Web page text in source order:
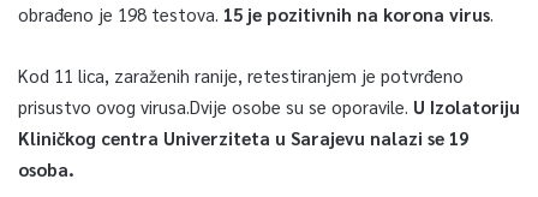
obrađeno je 198 testova. 15 je pozitivnih na korona virus
Kod 11 lica, zaraženih ranije, retestiranjem je potvrđeno
prisustvo ovog virusa.Dvije osobe su se oporavile. U Izolatoriju
Kliničkog centra Univerziteta u Sarajevu nalazi se 19
osoba.